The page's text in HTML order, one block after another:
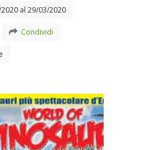
al 29/03/2020
Condividi